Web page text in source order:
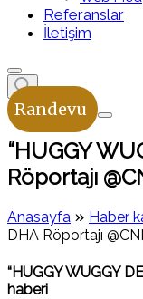
Referanslar
İletişim
Randevu
“HUGGY
Röportajı
Anasayfa » Haber
DHA Röportajı
“HUGGY WUGGY
haberi